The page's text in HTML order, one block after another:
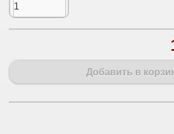
Добавить в